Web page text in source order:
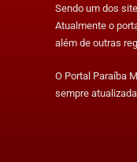
Sendo um dos
Atualmente o
além de outras
O Portal Paraíba
sempre